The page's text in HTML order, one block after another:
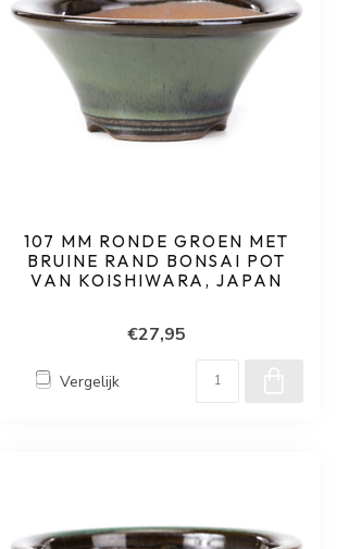
107 MM RONDE GROEN MET
BRUINE RAND BONSAI POT
VAN KOISHIWARA, JAPAN
€27,95
Vergelijk